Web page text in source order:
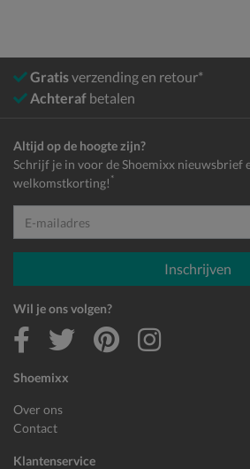
Gratisverzending en retour*
Achteraf betalen
Shoemixx
Over ons
Contact
Klantenservice
Altijd op de hoogte zijn?
Schrijf je in voor de Shoemixx nieuwsbrief
welkomstkorting! *
E-mailadres
Inschrijven
Wil je ons volgen?